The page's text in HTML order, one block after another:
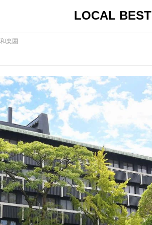
LOCAL BEST
楽園